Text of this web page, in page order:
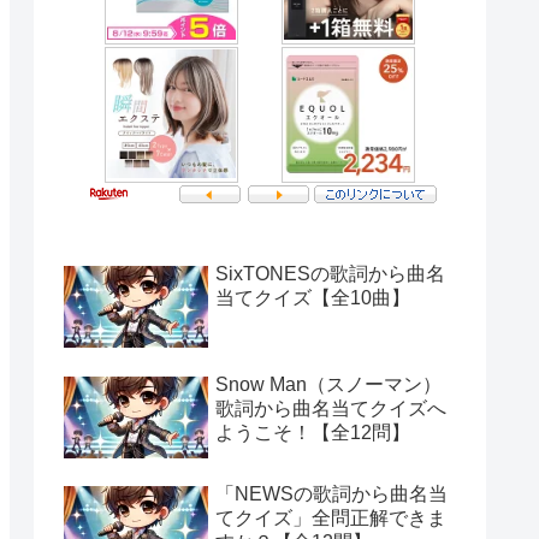
SixTONESの歌詞から曲名
当てクイズ【全10曲】
Snow Man（スノーマン）
歌詞から曲名当てクイズへ
ようこそ！【全12問】
「NEWSの歌詞から曲名当
てクイズ」全問正解できま